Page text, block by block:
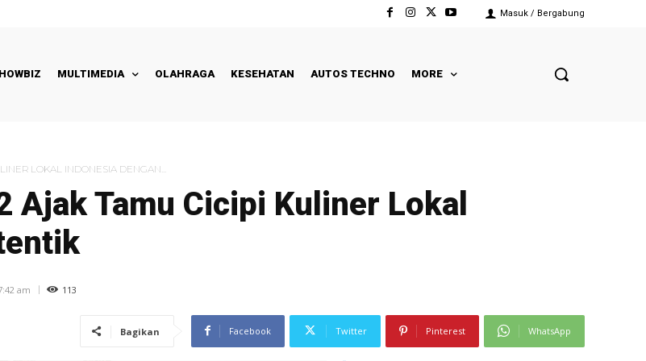
Masuk / Bergabung
MULTIMEDIA OLAHRAGA KESEHATAN AUTOS TECHNO MORE
LOKAL INDONESIA DENGAN...
Ajak Tamu Cicipi Kuliner Lokal
am 113
Bagikan Facebook Twitter Pinterest WhatsApp